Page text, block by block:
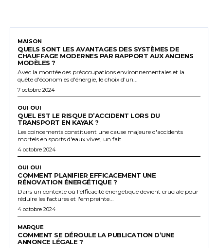
MAISON
QUELS SONT LES AVANTAGES DES SYSTÈMES DE
CHAUFFAGE MODERNES PAR RAPPORT AUX ANCIENS
MODÈLES ?
Avec la montée des préoccupations environnementales et la
quête d'économies d'énergie, le choix d'un...
7 octobre 2024
OUI OUI
QUEL EST LE RISQUE D’ACCIDENT LORS DU
TRANSPORT EN KAYAK ?
Les coincements constituent une cause majeure d'accidents
mortels en sports d'eaux vives, un fait...
4 octobre 2024
OUI OUI
COMMENT PLANIFIER EFFICACEMENT UNE
RÉNOVATION ÉNERGÉTIQUE ?
Dans un contexte où l'efficacité énergétique devient cruciale pour
réduire les factures et l'empreinte...
4 octobre 2024
MARQUE
COMMENT SE DÉROULE LA PUBLICATION D’UNE
ANNONCE LÉGALE ?